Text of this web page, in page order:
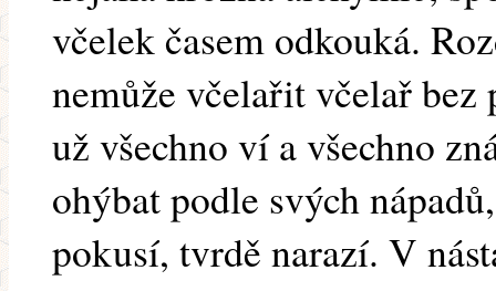
včelek časem odkouká.
nemůže včelařit včelař
už všechno ví a všechno
ohýbat podle svých
pokusí, tvrdě narazí. V